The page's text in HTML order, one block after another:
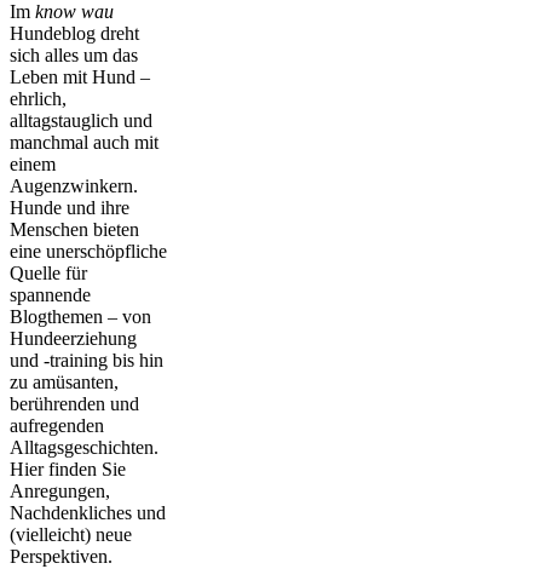
Im know wau
Hundeblog dreht
sich alles um das
Leben mit Hund –
ehrlich,
alltagstauglich und
manchmal auch mit
einem
Augenzwinkern.
Hunde und ihre
Menschen bieten
eine unerschöpfliche
Quelle für
spannende
Blogthemen – von
Hundeerziehung
und -training bis hin
zu amüsanten,
berührenden und
aufregenden
Alltagsgeschichten.
Hier finden Sie
Anregungen,
Nachdenkliches und
(vielleicht) neue
Perspektiven.